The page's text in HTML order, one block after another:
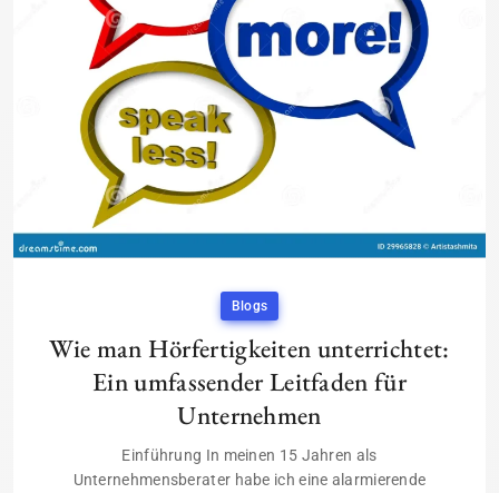
Blogs
Wie man Hörfertigkeiten unterrichtet:
Ein umfassender Leitfaden für
Unternehmen
Einführung In meinen 15 Jahren als
Unternehmensberater habe ich eine alarmierende